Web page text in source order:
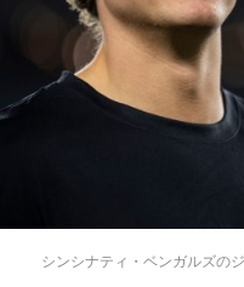
シンシナティ・ベンガルズの